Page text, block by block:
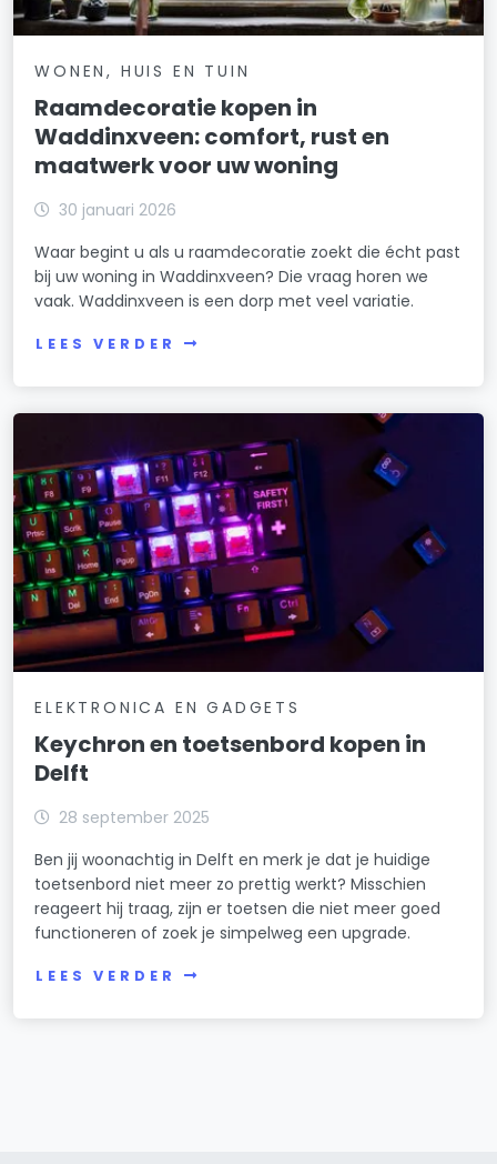
WONEN, HUIS EN TUIN
Raamdecoratie kopen in
Waddinxveen: comfort, rust en
maatwerk voor uw woning
30 januari 2026
Waar begint u als u raamdecoratie zoekt die écht past
bij uw woning in Waddinxveen? Die vraag horen we
vaak. Waddinxveen is een dorp met veel variatie.
LEES VERDER
ELEKTRONICA EN GADGETS
Keychron en toetsenbord kopen in
Delft
28 september 2025
Ben jij woonachtig in Delft en merk je dat je huidige
toetsenbord niet meer zo prettig werkt? Misschien
reageert hij traag, zijn er toetsen die niet meer goed
functioneren of zoek je simpelweg een upgrade.
LEES VERDER